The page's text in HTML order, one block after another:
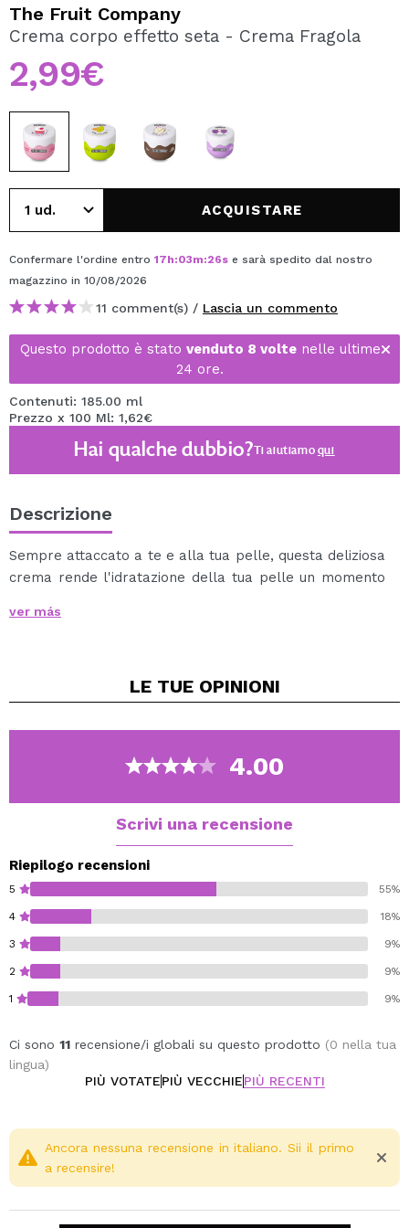
Creando un account su Maquibeauty.it potrai fare i tuoi
acquisti velocemente, controllare lo stato dei tuoi ordini e
consultare le tue operazioni precedenti.
CREARE UN ACCOUNT
The Fruit Company
Crema corpo effetto seta - Crema Fragola
2,99€
ACQUISTARE
Confermare l'ordine entro 17h:03m:26s e sarà spedito dal nostro
magazzino in 10/08/2026
11 comment(s) / Lascia un commento
Questo prodotto è stato venduto 8 voltenelle ultime
24 ore.
Contenuti: 185.00 ml
Prezzo x 100 Ml: 1,62€
Hai qualche dubbio?Ti aiutiamoqui
Descrizione
Sempre attaccato a te e alla tua pelle, questa deliziosa
crema rende l'idratazione della tua pelle un momento
Con aloe vera e burro di karité.
ver más
LE TUE OPINIONI
4.00
Scrivi una recensione
Riepilogo recensioni
5 55%
4 18%
3 9%
2 9%
1 9%
Ci sono 11 recensione/i globali su questo prodotto (0 nella tua
lingua)
PIÙ VOTATEPIÙ VECCHIEPIÙ RECENTI
Ancora nessuna recensione in italiano. Sii il primo
a recensire!